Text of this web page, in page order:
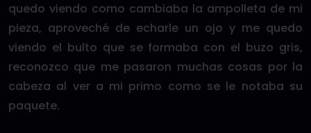
quedo viendo como cambiaba la ampolleta de mi
pieza, aproveché de echarle un ojo y me quedo
viendo el bulto que se formaba con el buzo gris,
reconozco que me pasaron muchas cosas por la
cabeza al ver a mi primo como se le notaba su
paquete.